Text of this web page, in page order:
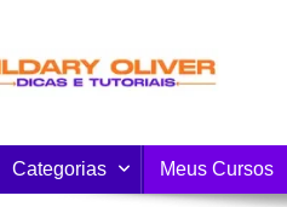
Categorias Meus Cursos